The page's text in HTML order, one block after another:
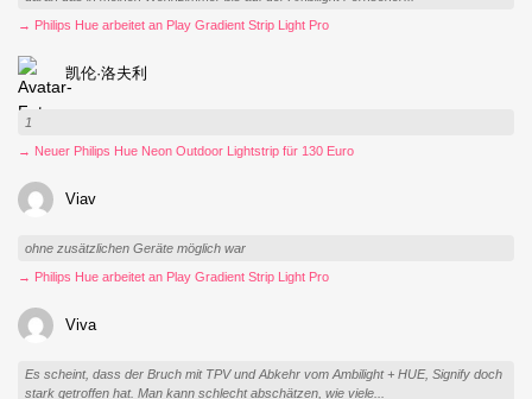
→ Philips Hue arbeitet an Play Gradient Strip Light Pro
凯伦·洛夫利
1
→ Neuer Philips Hue Neon Outdoor Lightstrip für 130 Euro
Viav
ohne zusätzlichen Geräte möglich war
→ Philips Hue arbeitet an Play Gradient Strip Light Pro
Viva
Es scheint, dass der Bruch mit TPV und Abkehr vom Ambilight + HUE, Signify doch
stark getroffen hat. Man kann schlecht abschätzen, wie viele...